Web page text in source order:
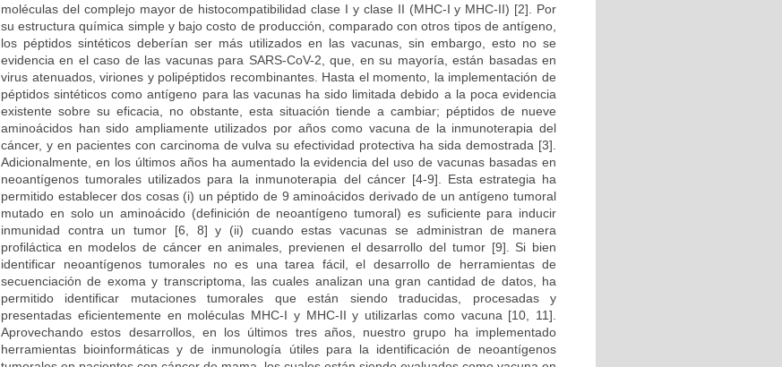
moléculas del complejo mayor de histocompatibilidad clase I y clase II (MHC-I y MHC-II) [2]. Por
su estructura química simple y bajo costo de producción, comparado con otros tipos de antígeno,
los péptidos sintéticos deberían ser más utilizados en las vacunas, sin embargo, esto no se
evidencia en el caso de las vacunas para SARS-CoV-2, que, en su mayoría, están basadas en
virus atenuados, viriones y polipéptidos recombinantes. Hasta el momento, la implementación de
péptidos sintéticos como antígeno para las vacunas ha sido limitada debido a la poca evidencia
existente sobre su eficacia, no obstante, esta situación tiende a cambiar; péptidos de nueve
aminoácidos han sido ampliamente utilizados por años como vacuna de la inmunoterapia del
cáncer, y en pacientes con carcinoma de vulva su efectividad protectiva ha sida demostrada [3].
Adicionalmente, en los últimos años ha aumentado la evidencia del uso de vacunas basadas en
neoantígenos tumorales utilizados para la inmunoterapia del cáncer [4-9]. Esta estrategia ha
permitido establecer dos cosas (i) un péptido de 9 aminoácidos derivado de un antígeno tumoral
mutado en solo un aminoácido (definición de neoantígeno tumoral) es suficiente para inducir
inmunidad contra un tumor [6, 8] y (ii) cuando estas vacunas se administran de manera
profiláctica en modelos de cáncer en animales, previenen el desarrollo del tumor [9]. Si bien
identificar neoantígenos tumorales no es una tarea fácil, el desarrollo de herramientas de
secuenciación de exoma y transcriptoma, las cuales analizan una gran cantidad de datos, ha
permitido identificar mutaciones tumorales que están siendo traducidas, procesadas y
presentadas eficientemente en moléculas MHC-I y MHC-II y utilizarlas como vacuna [10, 11].
Aprovechando estos desarrollos, en los últimos tres años, nuestro grupo ha implementado
herramientas bioinformáticas y de inmunología útiles para la identificación de neoantígenos